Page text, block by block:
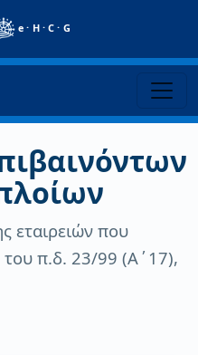
e · H · C · G
εταιρειών που
του π.δ. 23/99 (Α΄17),